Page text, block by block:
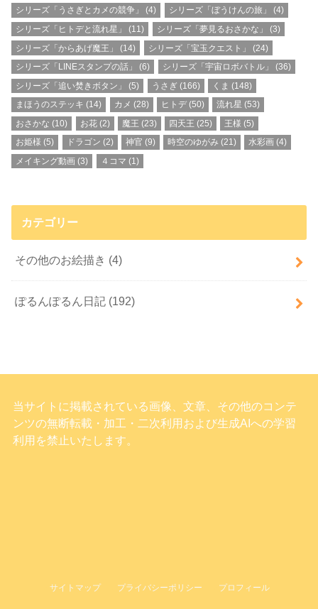
シリーズ「うさぎとカメの競争」
(4) シリーズ「ぼうけんの旅」
(4)
シリーズ「ヒトデと流れ星」
(11) シリーズ「夢見るおさかな」
(3)
シリーズ「からあげ魔王」
(14) シリーズ「宝玉クエスト」
(24)
シリーズ「LINEスタンプの話」
(6) シリーズ「宇宙ロボバトル」
(36)
シリーズ「追い焚きボタン」
(5) うさぎ (166) くま (148)
まほうのステッキ (14) カメ (28) ヒトデ(50) 流れ星 (53)
おさかな (10) お花(2) 魔王 (23) 四天王 (25) 王様 (5)
お姫様 (5) ドラゴン (2) 神官 (9) 時空のゆがみ (21) 水彩画 (4)
メイキング動画 (3) ４コマ (1)
カテゴリー
その他のお絵描き (4)
ぽるんぽるん日記 (192)
当サイトに掲載されている画像、文章、その他のコンテ
ンツの無断転載・加工・二次利用および生成AIへの学習
利用を禁止いたします。
サイトマップ プライバシーポリシー プロフィール